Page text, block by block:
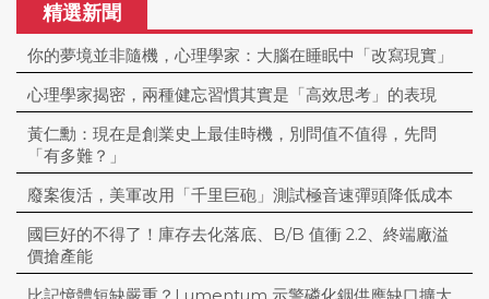
精選新聞
你的夢境並非隨機，心理學家：大腦在睡眠中「改寫現實」
心理學家揭密，兩種健忘習慣其實是「高效思考」的表現
黃仁勳：現在是創業史上最佳時機，別問值不值得，先問
「有多難？」
廢案復活，美軍改用「千里巨砲」測試極音速彈頭降低成本
國巨好的不得了！庫存去化落底、B/B 值衝 2.2、終端廠溢
價搶產能